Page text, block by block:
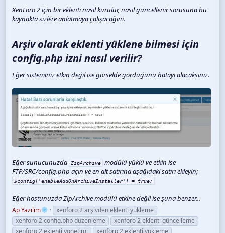
XenForo 2 için bir eklenti nasıl kurulur, nasıl güncellenir sorusuna bu
kaynakta sizlere anlatmaya çalışacağım.
Arşiv olarak eklenti yüklene bilmesi için
config.php izni nasıl verilir?​
Eğer sisteminiz etkin değil ise görselde gördüğünü hatayı alacaksınız.
Eğer sunucunuzda ZipArchive modülü yüklü ve etkin ise
FTP/SRC/config.php açın ve en alt satırına aşağıdaki satırı ekleyin;
$config['enableAddOnArchiveInstaller'] = true;
Eğer hostunuzda ZipArchive modülü etkine değil ise şuna benzer...
Ap Yazılım
xenforo 2 arşivden eklenti yükleme
xenforo 2 config.php düzenleme
xenforo 2 eklenti güncelleme
xenforo 2 eklenti yönetimi
xenforo 2 eklenti yükleme